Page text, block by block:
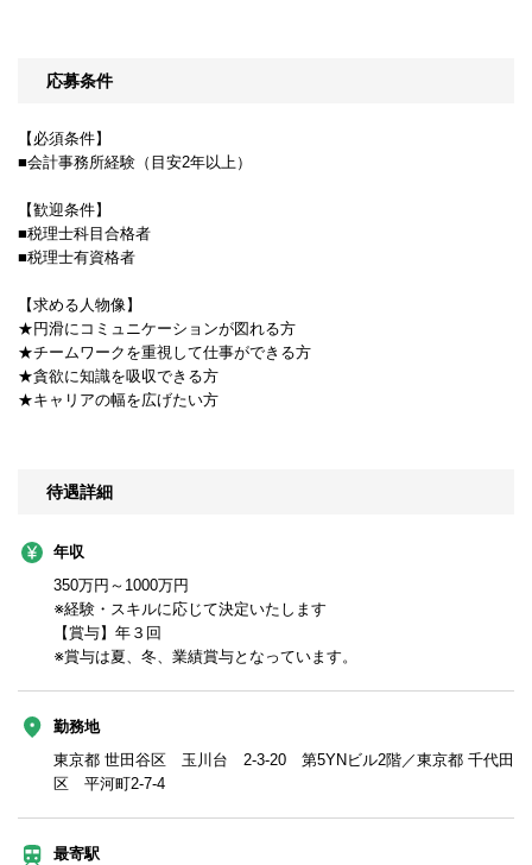
応募条件
【必須条件】
■会計事務所経験（目安2年以上）
【歓迎条件】
■税理士科目合格者
■税理士有資格者
【求める人物像】
★円滑にコミュニケーションが図れる方
★チームワークを重視して仕事ができる方
★貪欲に知識を吸収できる方
★キャリアの幅を広げたい方
待遇詳細
年収
350万円～1000万円
※経験・スキルに応じて決定いたします
【賞与】年３回
※賞与は夏、冬、業績賞与となっています。
勤務地
東京都 世田谷区 玉川台 2-3-20 第5YNビル2階／東京都 千代田
区 平河町2-7-4
最寄駅